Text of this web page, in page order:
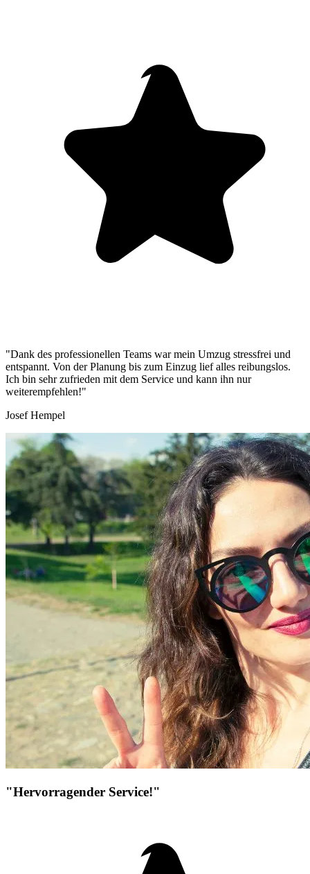
"Dank des professionellen Teams war mein Umzug stressfrei und
entspannt. Von der Planung bis zum Einzug lief alles reibungslos.
Ich bin sehr zufrieden mit dem Service und kann ihn nur
weiterempfehlen!"
Josef Hempel
"Hervorragender Service!"